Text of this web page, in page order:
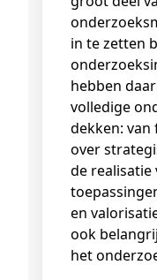
in te zetten
hebben
volledige
dekken:
over
de realisatie
en
ook
het